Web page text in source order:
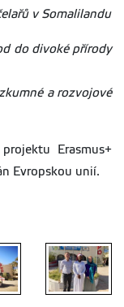
v Somalilandu
do divoké přírody
a rozvojové
Erasmus+
Evropskou unií.